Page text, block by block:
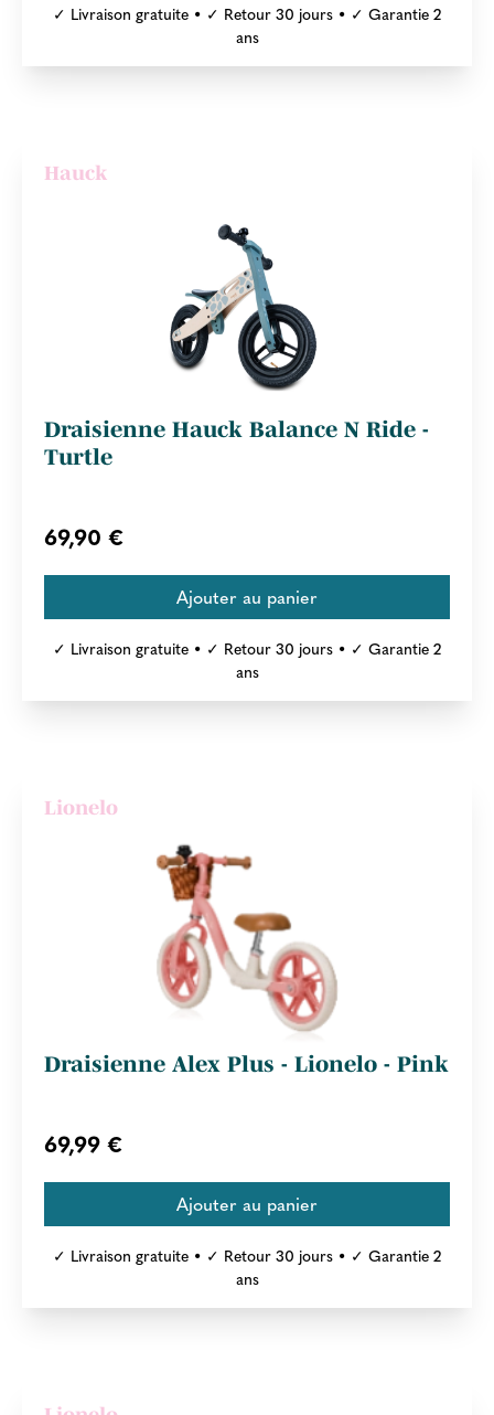
✓ Livraison gratuite • ✓ Retour 30 jours • ✓ Garantie 2
ans
Hauck
Draisienne Hauck Balance N Ride -
Turtle
69,90 €
✓ Livraison gratuite • ✓ Retour 30 jours • ✓ Garantie 2
ans
Lionelo
Draisienne Alex Plus - Lionelo - Pink
69,99 €
✓ Livraison gratuite • ✓ Retour 30 jours • ✓ Garantie 2
ans